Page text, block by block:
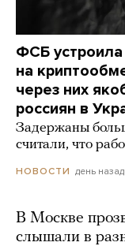
ФСБ
на
через них
россиян в
Задержаны
считали, что
НОВОСТИ день назад
В Москве
слышали в